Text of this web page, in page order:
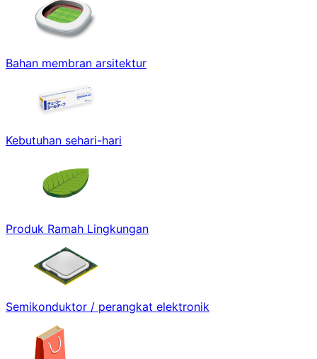
Bahan membran arsitektur
Kebutuhan sehari-hari
Produk Ramah Lingkungan
Semikonduktor / perangkat elektronik